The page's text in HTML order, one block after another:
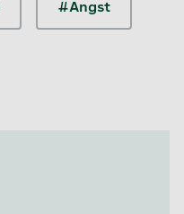
#Angst